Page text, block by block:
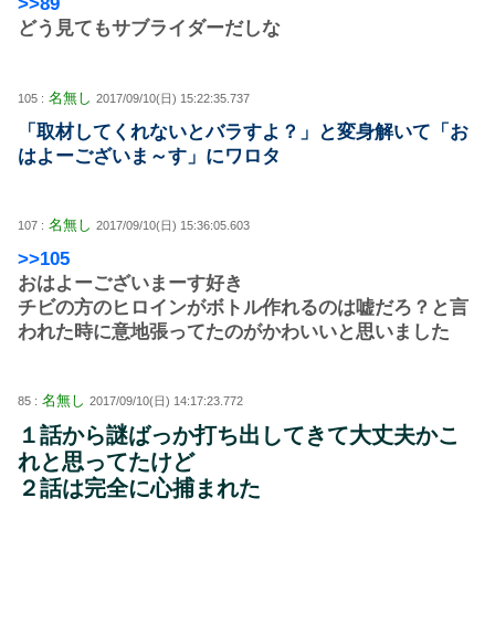
どう見てもサブライダーだしな
105 : 名無し 2017/09/10(日) 15:22:35.737
「取材してくれないとバラすよ？」と変身解いて「お
はよーございま～す」にワロタ
107 : 名無し 2017/09/10(日) 15:36:05.603
>>105
おはよーございまーす好き
チビの方のヒロインがボトル作れるのは嘘だろ？と言
われた時に意地張ってたのがかわいいと思いました
85 : 名無し 2017/09/10(日) 14:17:23.772
１話から謎ばっか打ち出してきて大丈夫かこ
れと思ってたけど
２話は完全に心捕まれた